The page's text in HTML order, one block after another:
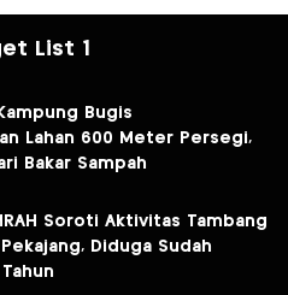
List 1
Bugis
Lahan 600 Meter Persegi,
Bakar Sampah
Soroti Aktivitas Tambang
Diduga Sudah